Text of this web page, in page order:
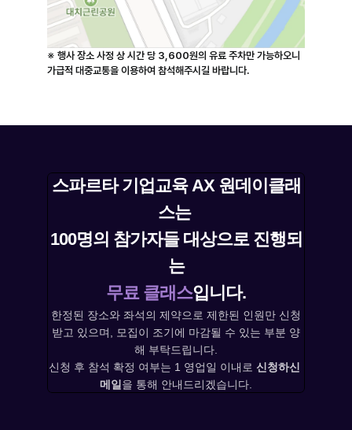
※ 행사 장소 사정 상 시간 당 3,600원의 유료 주차만 가능하오니
가급적 대중교통을 이용하여 참석해주시길 바랍니다.
스파르타 기업교육 AX 원데이클래
스는
100명의 참가자들 대상으로 진행되
는
무료 클래스입니다.
한정된 장소와 좌석의 제약으로 제한된 인원만 신청
받고 있으며, 모집이 조기에 마감될 수 있는 부분 양
해 부탁드립니다.
신청 후 참석 확정 여부는 1 영업일 이내로 신청하신
메일을 통해 안내드리겠습니다.